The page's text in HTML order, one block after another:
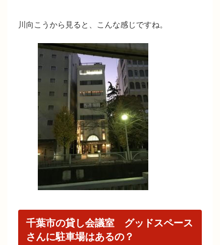
川向こうから見ると、こんな感じですね。
千葉市の貸し会議室 グッドスペース
さんに駐車場はあるの？